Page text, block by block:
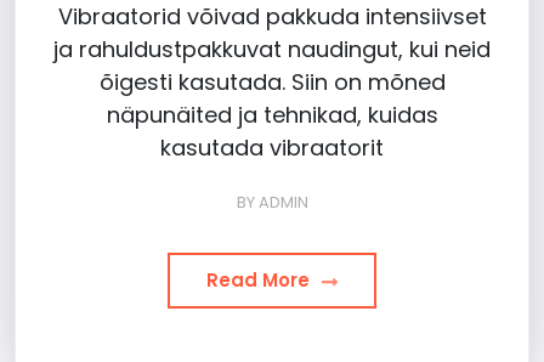
Vibraatorid võivad pakkuda intensiivset
ja rahuldustpakkuvat naudingut, kui neid
õigesti kasutada. Siin on mõned
näpunäited ja tehnikad, kuidas
kasutada vibraatorit
BYADMIN
Read More